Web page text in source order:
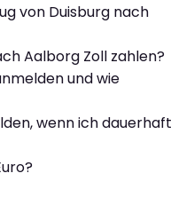
von Duisburg nach
Aalborg Zoll zahlen?
und wie
wenn ich dauerhaft